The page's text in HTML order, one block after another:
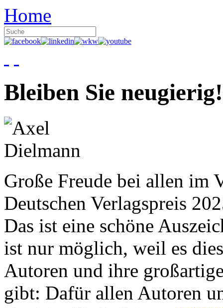
Home
Bleiben Sie neugierig!
Große Freude bei allen im
Deutschen Verlagspreis
Das ist eine schöne
ist nur möglich, weil es
Autoren und ihre
gibt: Dafür allen Autoren